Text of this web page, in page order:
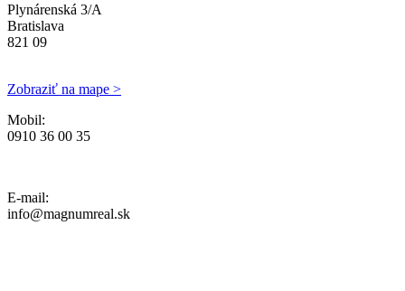
Plynárenská 3/A
Bratislava
821 09
Zobraziť na mape >
Mobil:
0910 36 00 35
E-mail:
info@magnumreal.sk